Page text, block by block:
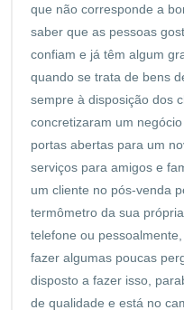
que não corresponde a
saber que as pessoas
confiam e já têm algum
quando se trata de bens
sempre à disposição dos
concretizaram um
portas abertas para um
serviços para amigos e
um cliente no pós-venda
termômetro da sua
telefone ou
fazer algumas poucas
disposto a fazer isso,
de qualidade e está no